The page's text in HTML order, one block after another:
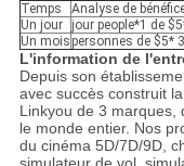
Temps Analyse de
Un jour
jour people*1 de
Un mois personnes de $5*
L'information de
Depuis son
avec succès construit
Linkyou de 3 marques,
le monde entier. Nos
du cinéma 5D/7D/9D,